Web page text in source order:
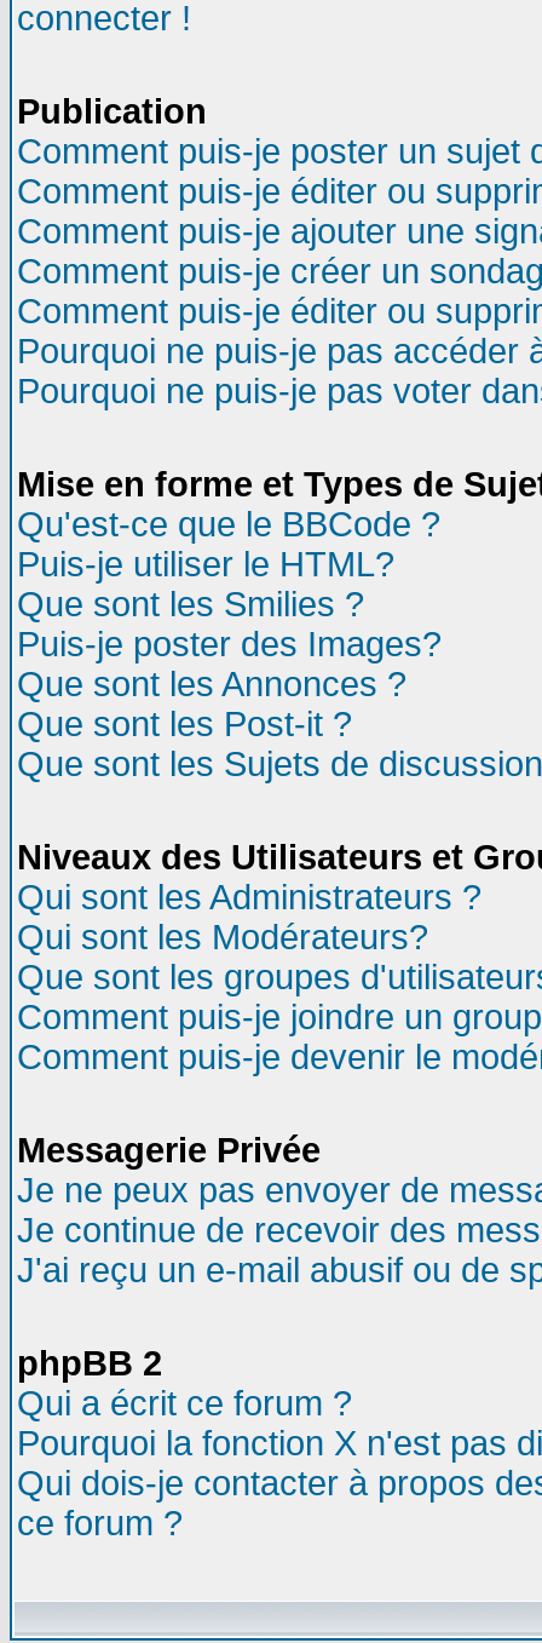
connecter !
Publication
Comment puis-je poster un sujet
Comment puis-je éditer ou
Comment puis-je ajouter une
Comment puis-je créer un
Comment puis-je éditer ou
Pourquoi ne puis-je pas accéder
Pourquoi ne puis-je pas voter
Mise en forme et Types de
Qu'est-ce que le BBCode ?
Puis-je utiliser le HTML?
Que sont les Smilies ?
Puis-je poster des Images?
Que sont les Annonces ?
Que sont les Post-it ?
Que sont les Sujets de
Niveaux des Utilisateurs et
Qui sont les Administrateurs ?
Qui sont les Modérateurs?
Que sont les groupes
Comment puis-je joindre un
Comment puis-je devenir le
Messagerie Privée
Je ne peux pas envoyer de
Je continue de recevoir des
J'ai reçu un e-mail abusif ou de
phpBB 2
Qui a écrit ce forum ?
Pourquoi la fonction X n'est pas
Qui dois-je contacter à propos
ce forum ?